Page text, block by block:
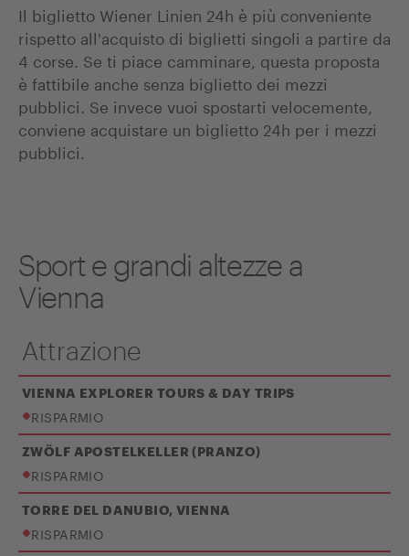
Il biglietto Wiener Linien 24h è più conveniente
rispetto all'acquisto di biglietti singoli a partire da
4 corse. Se ti piace camminare, questa proposta
è fattibile anche senza biglietto dei mezzi
pubblici. Se invece vuoi spostarti velocemente,
conviene acquistare un biglietto 24h per i mezzi
pubblici.
Sport e grandi altezze a
Vienna
Attrazione
VIENNA EXPLORER TOURS & DAY TRIPS
RISPARMIO
ZWÖLF APOSTELKELLER (PRANZO)
RISPARMIO
TORRE DEL DANUBIO, VIENNA
RISPARMIO